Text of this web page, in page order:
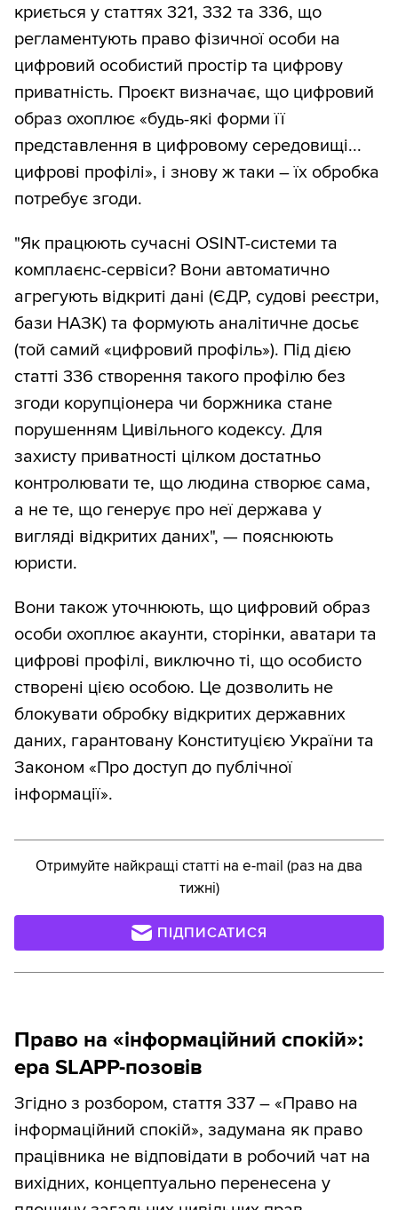
криється у статтях 321, 332 та 336, що
регламентують право фізичної особи на
цифровий особистий простір та цифрову
приватність. Проєкт визначає, що цифровий
образ охоплює «будь-які форми її
представлення в цифровому середовищі...
цифрові профілі», і знову ж таки – їх обробка
потребує згоди.
"Як працюють сучасні OSINT-системи та
комплаєнс-сервіси? Вони автоматично
агрегують відкриті дані (ЄДР, судові реєстри,
бази НАЗК) та формують аналітичне досьє
(той самий «цифровий профіль»). Під дією
статті 336 створення такого профілю без
згоди корупціонера чи боржника стане
порушенням Цивільного кодексу. Для
захисту приватності цілком достатньо
контролювати те, що людина створює сама,
а не те, що генерує про неї держава у
вигляді відкритих даних", — пояснюють
юристи.
Вони також уточнюють, що цифровий образ
особи охоплює акаунти, сторінки, аватари та
цифрові профілі, виключно ті, що особисто
створені цією особою. Це дозволить не
блокувати обробку відкритих державних
даних, гарантовану Конституцією України та
Законом «Про доступ до публічної
інформації».
Отримуйте найкращі статті на e-mail (раз на два
тижні)
ПІДПИСАТИСЯ
Право на «інформаційний спокій»:
ера SLAPP-позовів
Згідно з розбором, стаття 337 – «Право на
інформаційний спокій», задумана як право
працівника не відповідати в робочий чат на
вихідних, концептуально перенесена у